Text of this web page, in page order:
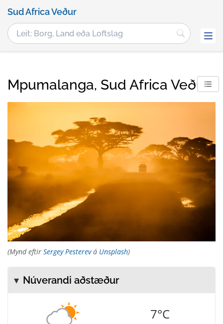
Sud Africa Veður
Mpumalanga, Sud Africa Veður
(Mynd eftir Sergey Pesterevá Unsplash)
Núverandi aðstæður
7°C